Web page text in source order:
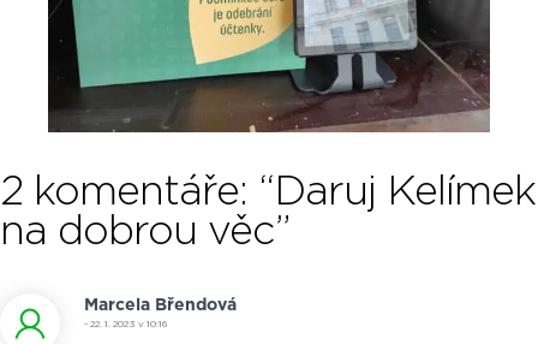
2 komentáře: “Daruj Kelímek
na dobrou věc”
Marcela Břendová
- 22. 1. 2023 v 10:16